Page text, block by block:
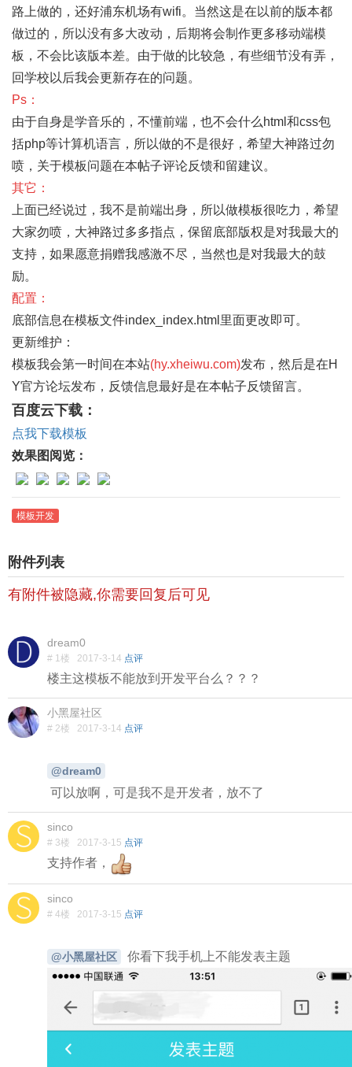
路上做的，还好浦东机场有wifi。当然这是在以前的版本都
做过的，所以没有多大改动，后期将会制作更多移动端模
板，不会比该版本差。由于做的比较急，有些细节没有弄，
回学校以后我会更新存在的问题。
Ps：
由于自身是学音乐的，不懂前端，也不会什么html和css包
括php等计算机语言，所以做的不是很好，希望大神路过勿
喷，关于模板问题在本帖子评论反馈和留建议。
其它：
上面已经说过，我不是前端出身，所以做模板很吃力，希望
大家勿喷，大神路过多多指点，保留底部版权是对我最大的
支持，如果愿意捐赠我感激不尽，当然也是对我最大的鼓
励。
配置：
底部信息在模板文件index_index.html里面更改即可。
更新维护：
模板我会第一时间在本站(hy.xheiwu.com)发布，然后是在H
Y官方论坛发布，反馈信息最好是在本帖子反馈留言。
百度云下载：
点我下载模板
效果图阅览：
模板开发
附件列表
有附件被隐藏,你需要回复后可见
dream0
# 1楼 2017-3-14 点评
楼主这模板不能放到开发平台么？？？
小黑屋社区
# 2楼 2017-3-14 点评
@dream0
可以放啊，可是我不是开发者，放不了
sinco
# 3楼 2017-3-15 点评
支持作者，
sinco
# 4楼 2017-3-15 点评
@小黑屋社区 你看下我手机上不能发表主题